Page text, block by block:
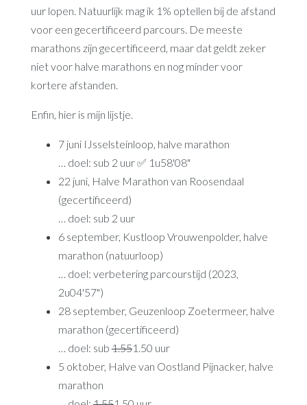
uur lopen. Natuurlijk mag ik 1% optellen bij de afstand
voor een gecertificeerd parcours. De meeste
marathons zijn gecertificeerd, maar dat geldt zeker
niet voor halve marathons en nog minder voor
kortere afstanden.
Enfin, hier is mijn lijstje.
7 juni IJsselsteinloop, halve marathon
… doel: sub 2 uur ✅ 1u58'08"
22 juni, Halve Marathon van Roosendaal
(gecertificeerd)
… doel: sub 2 uur
6 september, Kustloop Vrouwenpolder, halve
marathon (natuurloop)
… doel: verbetering parcourstijd (2023,
2u04'57")
28 september, Geuzenloop Zoetermeer, halve
marathon (gecertificeerd)
… doel: sub1.551.50 uur
5 oktober, Halve van Oostland Pijnacker, halve
marathon